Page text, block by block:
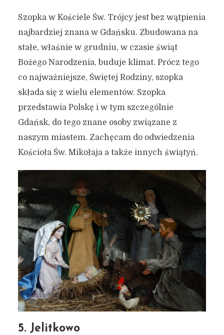
Grudzień w Gdańsku – 7
świetnych miejsc na
klimatyczny, zimowy spacer
po mieście
4 grudnia 2022
4 min czytania
Autor:Kamil Sulewski
Szopka w Kościele Św. Trójcy jest bez wątpienia
najbardziej znana w Gdańsku. Zbudowana na
stałe, właśnie w grudniu, w czasie świąt
Bożego Narodzenia, buduje klimat. Prócz tego
co najważniejsze, Świętej Rodziny, szopka
składa się z wielu elementów. Szopka
przedstawia Polskę i w tym szczególnie
Gdańsk, do tego znane osoby związane z
naszym miastem. Zachęcam do odwiedzenia
Kościoła Św. Mikołaja a także innych świątyń.
5. Jelitkowo